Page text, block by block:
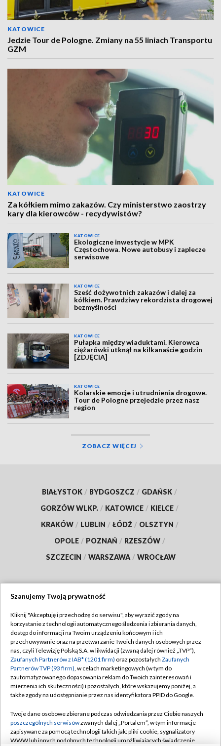
KATOWICE
Jedzie Tour de Pologne. Zmiany na 55 liniach Transportu
GZM
KATOWICE
Za kółkiem mimo zakazów. Czy ministerstwo zaostrzy
kary dla kierowców - recydywistów?
KATOWICE
Ekologiczne inwestycje w MPK
Częstochowa. Nowe autobusy i zaplecze
serwisowe
KATOWICE
Sześć dożywotnich zakazów i dalej za
kółkiem. Prawdziwy rekordzista drogowej
bezmyślności
KATOWICE
Pułapka między wiaduktami. Kierowca
ciężarówki utknął na kilkanaście godzin
[ZDJĘCIA]
KATOWICE
Kolarskie emocje i utrudnienia drogowe.
Tour de Pologne przejedzie przez nasz
region
ZOBACZ WIĘCEJ
BIAŁYSTOK / BYDGOSZCZ / GDAŃSK /
GORZÓW WLKP. / KATOWICE / KIELCE /
KRAKÓW / LUBLIN / ŁÓDŹ / OLSZTYN /
OPOLE / POZNAŃ / RZESZÓW /
SZCZECIN / WARSZAWA / WROCŁAW
TVP
Abonament TVP
Emisja w TVP
Centrum informacji TVP
Naziemna Telewizja Cyfrowa
Rada Programowa
System NOS
Regulamin TVP
Polityka prywatności
Moje zgody
Pomoc
Kontakt
Szanujemy Twoją prywatność
Kliknij "Akceptuję i przechodzę do serwisu", aby wyrazić zgody na
korzystanie z technologii automatycznego śledzenia i zbierania danych,
dostęp do informacji na Twoim urządzeniu końcowym i ich
przechowywanie oraz na przetwarzanie Twoich danych osobowych przez
nas, czyli Telewizję Polską S.A. w likwidacji (zwaną dalej również „TVP”),
Zaufanych Partnerów z IAB* (1201 firm) oraz pozostałych Zaufanych
Partnerów TVP (93 firm), w celach marketingowych (w tym do
zautomatyzowanego dopasowania reklam do Twoich zainteresowań i
mierzenia ich skuteczności) i pozostałych, które wskazujemy poniżej, a
także zgody na udostępnianie przez nas identyfikatora PPID do Google.
Twoje dane osobowe zbierane podczas odwiedzania przez Ciebie naszych
poszczególnych serwisówzwanych dalej „Portalem”, w tym informacje
zapisywane za pomocą technologii takich jak: pliki cookie, sygnalizatory
WWW lub innych podobnych technologii umożliwiających świadczenie